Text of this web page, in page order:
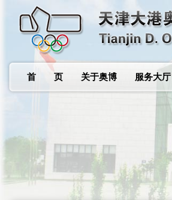
首 页 关于奥博 服务大厅